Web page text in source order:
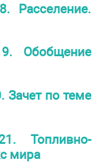
Расселение.
Обобщение
Зачет по теме
Топливно-
мира